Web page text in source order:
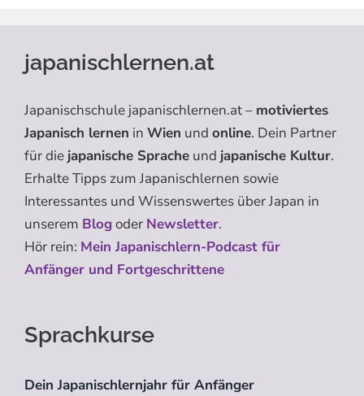
japanischlernen.at
Japanischschule japanischlernen.at – motiviertes
Japanisch lernen in Wien und online. Dein Partner
für die japanische Sprache und japanische Kultur.
Erhalte Tipps zum Japanischlernen sowie
Interessantes und Wissenswertes über Japan in
unserem Blogoder Newsletter.
Hör rein: Mein Japanischlern-Podcast für
Anfänger und Fortgeschrittene
Sprachkurse
Dein Japanischlernjahr für Anfänger